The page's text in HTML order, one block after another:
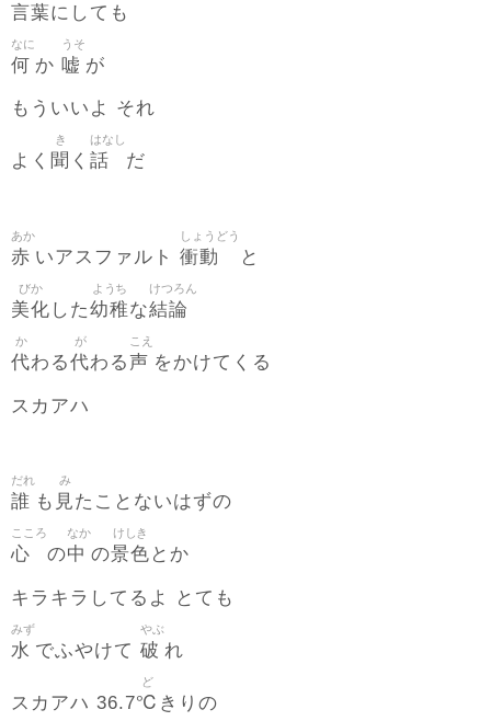
言葉にしても
何
なに
か 嘘
うそ
が
もういいよ それ
よく 聞
き
く 話
はなし
だ
赤
あか
いアスファルト 衝動
しょうどう
と
美化
びか
した幼稚
ようち
な結論
けつろん
代
か
わる代
が
わる声
こえ
をかけてくる
スカアハ
誰
だれ
も 見
み
たことないはずの
心
こころ
の中
なか
の景色
けしき
とか
キラキラしてるよ とても
水
みず
でふやけて 破
やぶ
れ
スカアハ 36.7℃
ど
きりの